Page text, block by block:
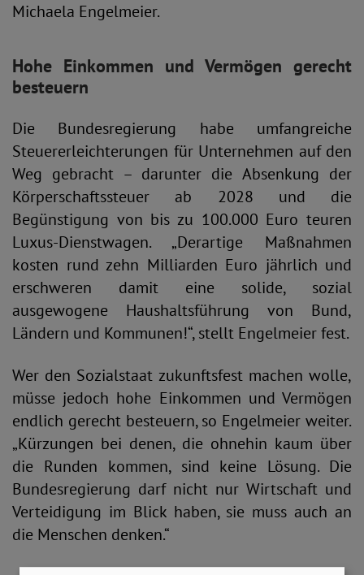
Michaela Engelmeier.
Hohe Einkommen und Vermögen gerecht
besteuern
Die Bundesregierung habe umfangreiche
Steuererleichterungen für Unternehmen auf den
Weg gebracht – darunter die Absenkung der
Körperschaftssteuer ab 2028 und die
Begünstigung von bis zu 100.000 Euro teuren
Luxus-Dienstwagen. „Derartige Maßnahmen
kosten rund zehn Milliarden Euro jährlich und
erschweren damit eine solide, sozial
ausgewogene Haushaltsführung von Bund,
Ländern und Kommunen!“, stellt Engelmeier fest.
Wer den Sozialstaat zukunftsfest machen wolle,
müsse jedoch hohe Einkommen und Vermögen
endlich gerecht besteuern, so Engelmeier weiter.
„Kürzungen bei denen, die ohnehin kaum über
die Runden kommen, sind keine Lösung. Die
Bundesregierung darf nicht nur Wirtschaft und
Verteidigung im Blick haben, sie muss auch an
die Menschen denken.“